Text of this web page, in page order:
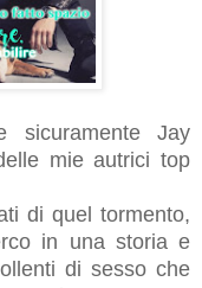
sicuramente Jay
mie autrici top
di quel tormento,
in una storia e
di sesso che